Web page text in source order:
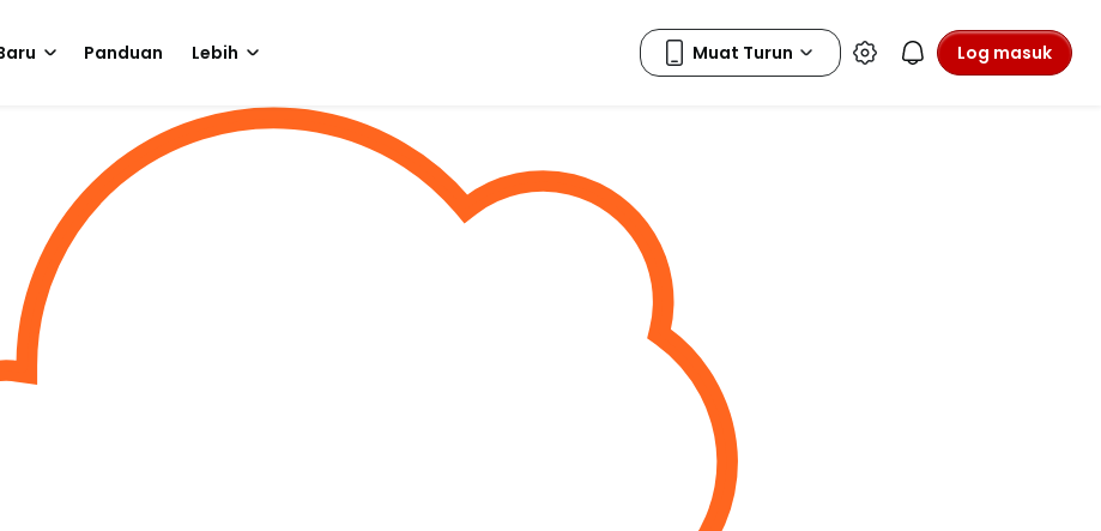
Panduan Lebih Log masuk